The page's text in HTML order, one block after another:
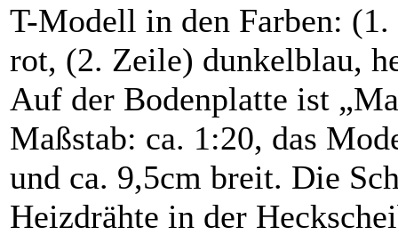
T-Modell in den Farben:
rot, (2. Zeile) dunkelblau,
Auf der Bodenplatte ist
Maßstab: ca. 1:20, das
und ca. 9,5cm breit. Die
Heizdrähte in der